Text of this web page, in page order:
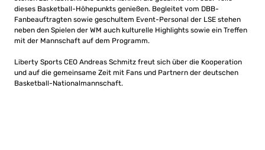
dieses Basketball-Höhepunkts genießen. Begleitet vom DBB-
Fanbeauftragten sowie geschultem Event-Personal der LSE stehen
neben den Spielen der WM auch kulturelle Highlights sowie ein Treffen
mit der Mannschaft auf dem Programm.
Liberty Sports CEO Andreas Schmitz freut sich über die Kooperation
und auf die gemeinsame Zeit mit Fans und Partnern der deutschen
Basketball-Nationalmannschaft.